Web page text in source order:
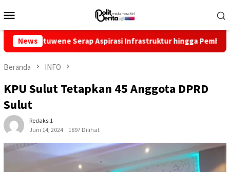
ke
Mobile
News
Serap Aspirasi Infrastruktur hingga Pemberdayaan Ekonomi
Beranda INFO
KPU Sulut Tetapkan 45 Anggota DPRD
Sulut
Redaksi1
Juni 14, 2024
1897 Dilihat